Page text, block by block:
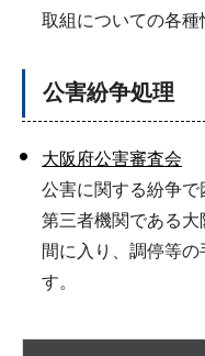
取組についての各種
公害紛争処理
大阪府公害審査会
公害に関する紛争
第三者機関である
間に入り、調停等
す。